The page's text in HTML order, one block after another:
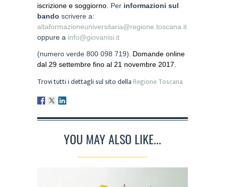
iscrizione e soggiorno. Per informazioni sul
bando scrivere a:
altaformazioneuniversitaria@regione.toscana.it
oppure a info@giovanisi.it
(numero verde 800 098 719). Domande online
dal 29 settembre fino al 21 novembre 2017.
Trovi tutti i dettagli sul sito dellaRegione Toscana
YOU MAY ALSO LIKE...